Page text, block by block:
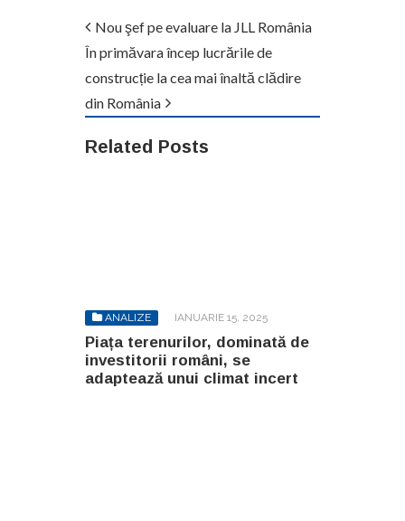
Nou şef pe evaluare la JLL România
În primăvara încep lucrările de
construcție la cea mai înaltă clădire
din România
Related Posts
ANALIZE IANUARIE 15, 2025
Piața terenurilor, dominată de
investitorii români, se
adaptează unui climat incert